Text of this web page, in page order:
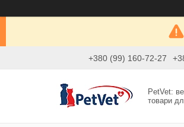
+380 (99) 160-72-27
PetVet:
товари